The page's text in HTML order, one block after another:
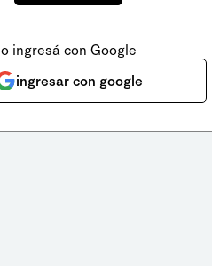
o ingresá con Google
ingresar con google